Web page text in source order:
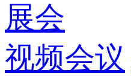
展会
视频会议